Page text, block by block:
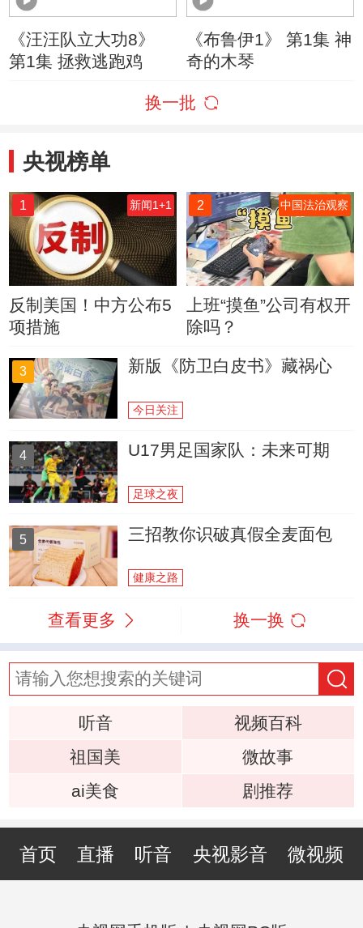
《汪汪队立大功8》
第1集 拯救逃跑鸡
《布鲁伊1》 第1集 神
奇的木琴
换一批
央视榜单
1 新闻1+1
反制美国！中方公布5
项措施
2 中国法治观察
上班“摸鱼”公司有权开
除吗？
3 新版《防卫白皮书》藏祸心
今日关注
4 U17男足国家队：未来可期
足球之夜
5 三招教你识破真假全麦面包
健康之路
查看更多 换一换
听音
视频百科
祖国美
微故事
ai美食
剧推荐
首页 直播 听音 央视影音 微视频